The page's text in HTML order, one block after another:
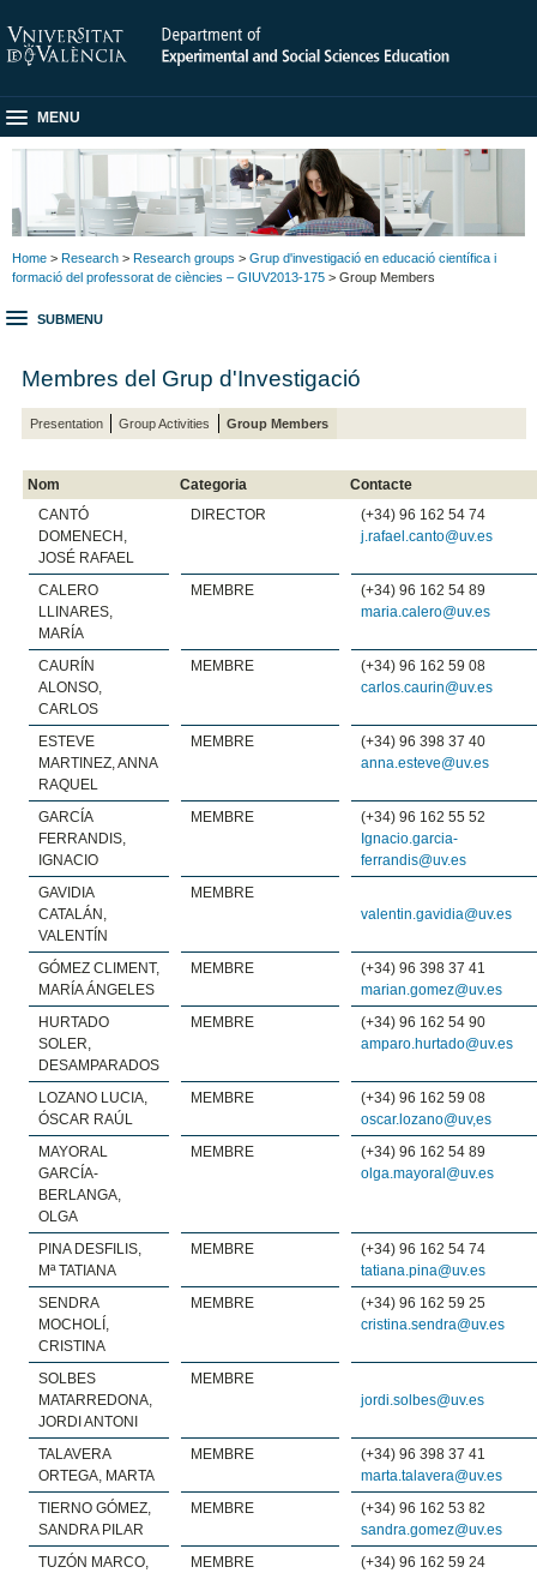
MENU
Home > Research > Research groups > Grup d'investigació en educació científica i
formació del professorat de ciències – GIUV2013-175 > Group Members
SUBMENU
Membres del Grup d'Investigació
Presentation Group Activities Group Members
Nom Categoria
Contacte
CANTÓ
DOMENECH,
JOSÉ RAFAEL
DIRECTOR
(+34) 96 162 54 74
j.rafael.canto@uv.es
CALERO
LLINARES,
MARÍA
MEMBRE
(+34) 96 162 54 89
maria.calero@uv.es
CAURÍN
ALONSO,
CARLOS
MEMBRE
(+34) 96 162 59 08
carlos.caurin@uv.es
ESTEVE
MARTINEZ, ANNA
RAQUEL
MEMBRE
(+34) 96 398 37 40
anna.esteve@uv.es
GARCÍA
FERRANDIS,
IGNACIO
MEMBRE
(+34) 96 162 55 52
Ignacio.garcia-
ferrandis@uv.es
GAVIDIA
CATALÁN,
VALENTÍN
MEMBRE
valentin.gavidia@uv.es
GÓMEZ CLIMENT,
MARÍA ÁNGELES
MEMBRE
(+34) 96 398 37 41
marian.gomez@uv.es
HURTADO
SOLER,
DESAMPARADOS
MEMBRE
(+34) 96 162 54 90
amparo.hurtado@uv.es
LOZANO LUCIA,
ÓSCAR RAÚL
MEMBRE
(+34) 96 162 59 08
oscar.lozano@uv,es
MAYORAL
GARCÍA-
BERLANGA,
OLGA
MEMBRE
(+34) 96 162 54 89
olga.mayoral@uv.es
PINA DESFILIS,
Mª TATIANA
MEMBRE
(+34) 96 162 54 74
tatiana.pina@uv.es
SENDRA
MOCHOLÍ,
CRISTINA
MEMBRE
(+34) 96 162 59 25
cristina.sendra@uv.es
SOLBES
MATARREDONA,
JORDI ANTONI
MEMBRE
jordi.solbes@uv.es
TALAVERA
ORTEGA, MARTA
MEMBRE
(+34) 96 398 37 41
marta.talavera@uv.es
TIERNO GÓMEZ,
SANDRA PILAR
MEMBRE
(+34) 96 162 53 82
sandra.gomez@uv.es
TUZÓN MARCO,
MEMBRE
(+34) 96 162 59 24